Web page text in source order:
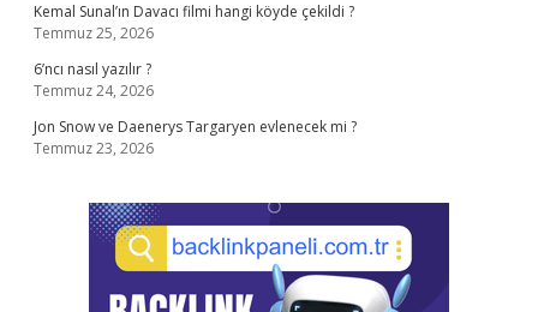
Kemal Sunal’ın Davacı filmi hangi köyde çekildi ?
Temmuz 25, 2026
6’ncı nasıl yazılır ?
Temmuz 24, 2026
Jon Snow ve Daenerys Targaryen evlenecek mi ?
Temmuz 23, 2026